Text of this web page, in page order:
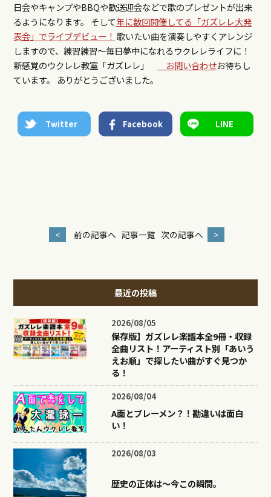
日会やキャンプやBBQや歓送迎会などで歌のプレゼントが出来
るようになります。 そして年に数回開催してる「ガズレレ大発
表会」でライブデビュー！ 歌いたい曲を演奏しやすくアレンジ
しますので、練習練習～毎日夢中になれるウクレレライフに！
新感覚のウクレレ教室「ガズレレ」
お問い合わせお待ちし
ています。 ありがとうございました。
Twitter Facebook LINE
< 前の記事へ 記事一覧 次の記事へ >
最近の投稿
2026/08/05
保存版】ガズレレ楽譜本全9冊・収録
全曲リスト！アーティスト別「あいう
えお順」で探したい曲がすぐ見つか
る！
2026/08/04
A面とブレーメン？！勘違いは面白
い！
2026/08/03
歴史の正体は〜今この瞬間。